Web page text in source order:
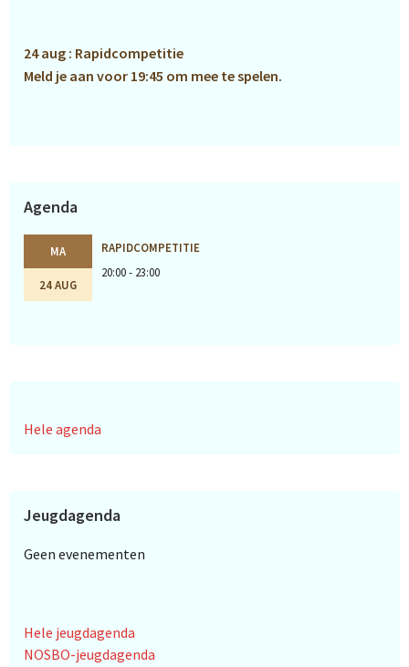
24 aug : Rapidcompetitie
Meld je aan voor 19:45 om mee te spelen.
Agenda
MA
24 AUG
RAPIDCOMPETITIE
20:00 - 23:00
Hele agenda
Jeugdagenda
Geen evenementen
Hele jeugdagenda
NOSBO-jeugdagenda